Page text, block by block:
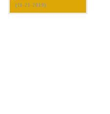
(11-21-2019)